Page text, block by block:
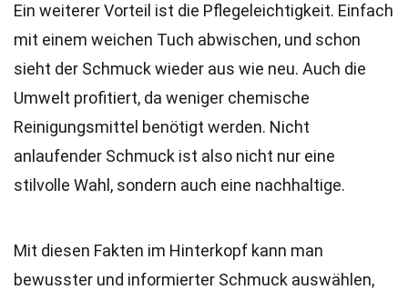
Ein weiterer Vorteil ist die Pflegeleichtigkeit. Einfach
mit einem weichen Tuch abwischen, und schon
sieht der Schmuck wieder aus wie neu. Auch die
Umwelt profitiert, da weniger chemische
Reinigungsmittel benötigt werden. Nicht
anlaufender Schmuck ist also nicht nur eine
stilvolle Wahl, sondern auch eine nachhaltige.
Mit diesen Fakten im Hinterkopf kann man
bewusster und informierter Schmuck auswählen,